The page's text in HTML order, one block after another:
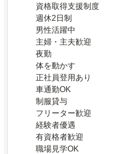
資格取得支援制度
週休2日制
男性活躍中
主婦・主夫歓迎
夜勤
体を動かす
正社員登用あり
車通勤OK
制服貸与
フリーター歓迎
経験者優遇
有資格者歓迎
職場見学OK